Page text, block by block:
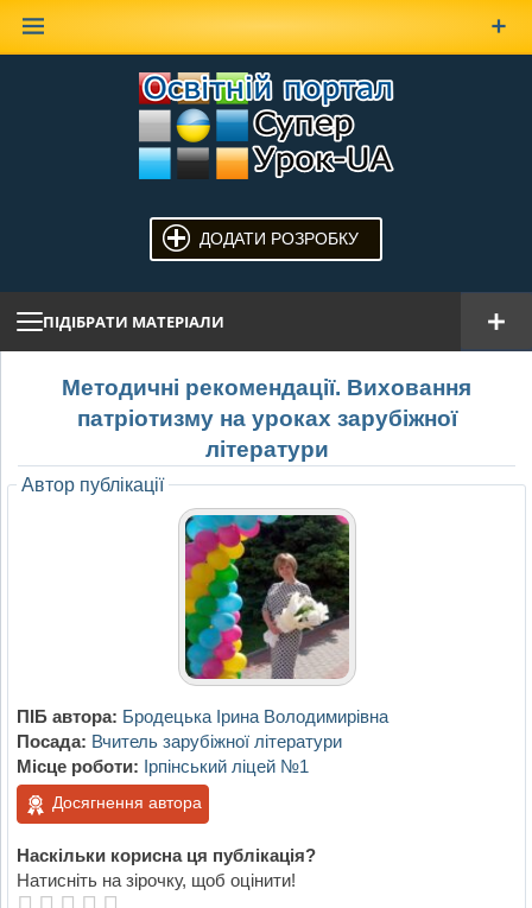
ДОДАТИ РОЗРОБКУ
ПІДІБРАТИ МАТЕРІАЛИ
Методичні рекомендації. Виховання
патріотизму на уроках зарубіжної
літератури
Автор публікації
ПІБ автора: Бродецька Ірина Володимирівна
Посада: Вчитель зарубіжної літератури
Місце роботи: Ірпінський ліцей №1
Досягнення автора
Наскільки корисна ця публікація?
Натисніть на зірочку, щоб оцінити!